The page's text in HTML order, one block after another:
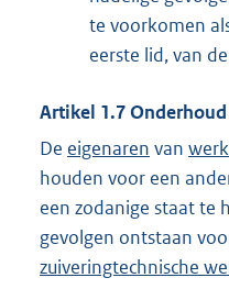
te voorkomen
eerste lid, van
Artikel 1.7
De eigenaren van
houden voor een
een zodanige staat te
gevolgen ontstaan
zuiveringtechnische